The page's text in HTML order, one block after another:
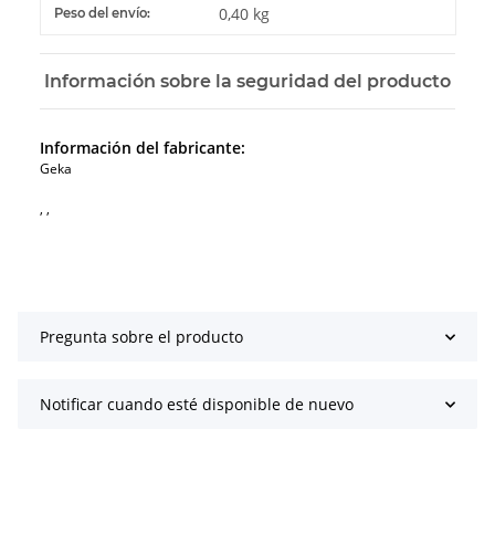
#productDetails.itemInformation#
#productDetails.itemValue#
Peso del envío: 0,40 kg
Información sobre la seguridad del producto
Información del fabricante:
Geka
, ,
Pregunta sobre el producto
Notificar cuando esté disponible de nuevo